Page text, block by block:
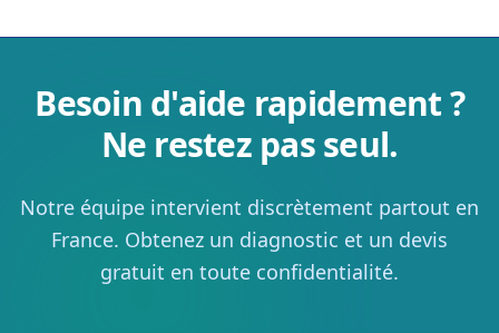
Besoin d'aide rapidement ?
Ne restez pas seul.
Notre équipe intervient discrètement partout en
France. Obtenez un diagnostic et un devis
gratuit en toute confidentialité.